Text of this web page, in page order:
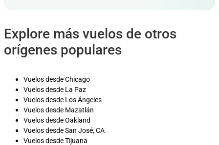
Explore más vuelos de otros
orígenes populares
Vuelos desde Chicago
Vuelos desde La Paz
Vuelos desde Los Ángeles
Vuelos desde Mazatlán
Vuelos desde Oakland
Vuelos desde San José, CA
Vuelos desde Tijuana